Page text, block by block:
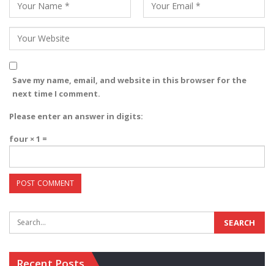
Save my name, email, and website in this browser for the
next time I comment.
Please enter an answer in digits:
four × 1 =
Recent Posts